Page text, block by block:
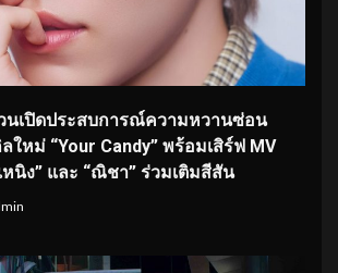
วนเปิดประสบการณ์ความหวานซ่อน
ลใหม่ “Your Candy” พร้อมเสิร์ฟ MV
หนิง” และ “ณิชา” ร่วมเติมสีสัน